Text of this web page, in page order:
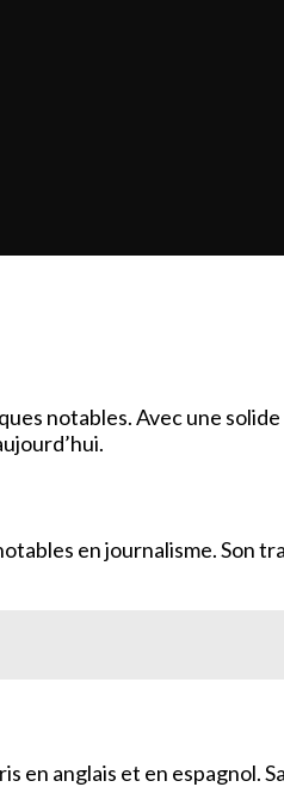
notables. Avec une
en journalisme. Son
anglais et en espagnol.